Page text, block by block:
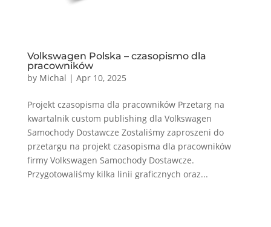
Volkswagen Polska – czasopismo dla
pracowników
by Michal | Apr 10, 2025
Projekt czasopisma dla pracowników Przetarg na
kwartalnik custom publishing dla Volkswagen
Samochody Dostawcze Zostaliśmy zaproszeni do
przetargu na projekt czasopisma dla pracowników
firmy Volkswagen Samochody Dostawcze.
Przygotowaliśmy kilka linii graficznych oraz...